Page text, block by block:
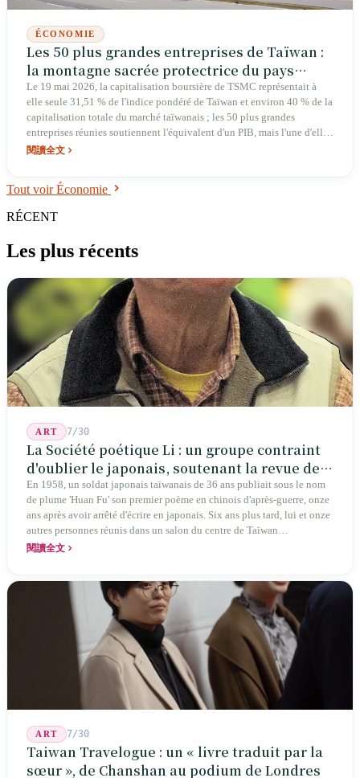
ÉCONOMIE
Les 50 plus grandes entreprises de Taïwan :
la montagne sacrée protectrice du pays
soutient un classement, mais aussi un pays à
point de défaillance unique
Le 19 mai 2026, la capitalisation boursière de TSMC représentait à
elle seule 31,51 % de l'indice pondéré de Taïwan et environ 40 % de la
capitalisation totale du marché taïwanais ; les 50 plus grandes
entreprises réunies soutiennent l'équivalent d'un PIB, mais l'une d'elles
tient en otage le destin de ce PIB. Électronique 36 %, finance 25 %,
porté par la seule jambe électronique. De la soirée où Jensen Huang et
jusqu'aux 32 vies perdues avant l'aube sur Kaixuan 3rd Road, ce
et son point de défaillance unique le plus fragile.
閱讀全文
Tout voir Économie
RÉCENT
Les plus récents
ART 7/30
La Société poétique Li : un groupe contraint
d'oublier le japonais, soutenant la revue de
poésie chinoise la plus ancienne de Taïwan
En 1958, un soldat japonais taïwanais de 36 ans publiait sous le nom
de plume 'Huan Fu' son premier poème en chinois d'après-guerre, onze
ans après avoir arrêté d'écrire en japonais. Six ans plus tard, lui et onze
autres personnes réunis dans un salon du centre de Taïwan
transformaient cette expérience de mutisme générationnel en une
jusqu'aux manuels scolaires du collège.
閱讀全文
ART 7/30
Taiwan Travelogue : un « livre traduit par la
sœur », de Chanshan au podium de Londres